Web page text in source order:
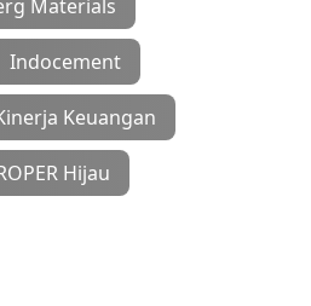
Materials
Indocement
Keuangan
Hijau